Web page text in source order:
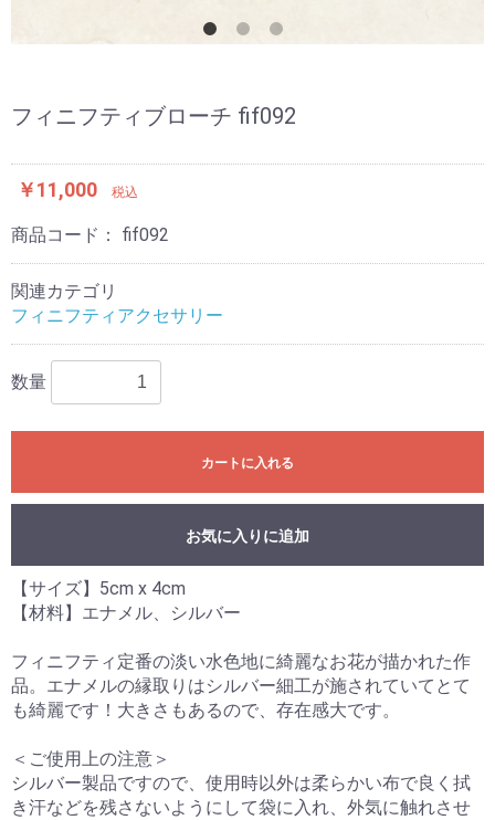
フィニフティブローチ fif092
￥11,000 税込
商品コード： fif092
関連カテゴリ
フィニフティアクセサリー
数量
カートに入れる
お気に入りに追加
【サイズ】5cm x 4cm
【材料】エナメル、シルバー
フィニフティ定番の淡い水色地に綺麗なお花が描かれた作
品。エナメルの縁取りはシルバー細工が施されていてとて
も綺麗です！大きさもあるので、存在感大です。
＜ご使用上の注意＞
シルバー製品ですので、使用時以外は柔らかい布で良く拭
き汗などを残さないようにして袋に入れ、外気に触れさせ